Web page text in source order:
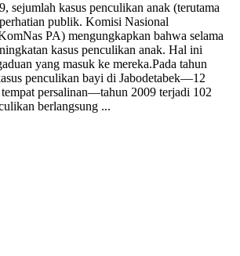
sejumlah kasus penculikan anak (terutama
publik. Komisi Nasional
PA) mengungkapkan bahwa selama
kasus penculikan anak. Hal ini
yang masuk ke mereka.Pada tahun
penculikan bayi di Jabodetabek—12
persalinan—tahun 2009 terjadi 102
berlangsung ...